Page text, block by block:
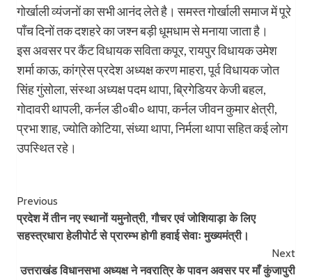
गोर्खाली व्यंजनों का सभी आनंद लेते है। समस्त गोर्खाली समाज में पूरे
पाँच दिनों तक दशहरे का जश्न बड़ी धूमधाम से मनाया जाता है।
इस अवसर पर कैंट विधायक सविता कपूर, रायपुर विधायक उमेश
शर्मा काऊ, कांग्रेस प्रदेश अध्यक्ष करण माहरा, पूर्व विधायक जोत
सिंह गुंसोला, संस्था अध्यक्ष पदम थापा, ब्रिगेडियर केजी बहल,
गोदावरी थापली, कर्नल डी०बी० थापा, कर्नल जीवन कुमार क्षेत्री,
प्रभा शाह, ज्योति कोटिया, संध्या थापा, निर्मला थापा सहित कई लोग
उपस्थित रहे।
Post
Navigation
Previous
प्रदेश में तीन नए स्थानों यमुनोत्री, गौचर एवं जोशियाड़ा के लिए
सहस्त्रधारा हेलीपोर्ट से प्रारम्भ होगी हवाई सेवाः मुख्यमंत्री।
Next
उत्तराखंड विधानसभा अध्यक्ष ने नवरात्रि के पावन अवसर पर माँ कुंजापुरी